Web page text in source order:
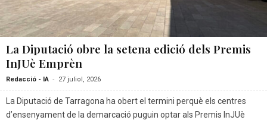
La Diputació obre la setena edició dels Premis
InJUè Emprèn
Redacció - IA - 27 juliol, 2026
La Diputació de Tarragona ha obert el termini perquè els centres
d’ensenyament de la demarcació puguin optar als Premis InJUè